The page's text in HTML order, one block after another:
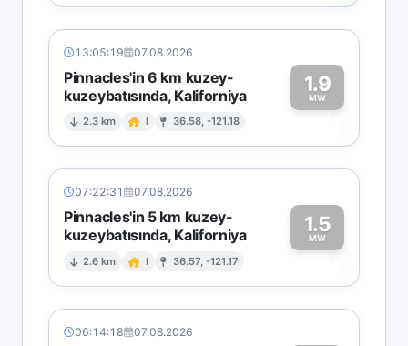
13:05:19 07.08.2026
Pinnacles'in 6 km kuzey-
kuzeybatısında, Kaliforniya
2.3 km I 36.58, -121.18
1.9
MW1
07:22:31 07.08.2026
Pinnacles'in 5 km kuzey-
kuzeybatısında, Kaliforniya
2.6 km I 36.57, -121.17
1.5
MW1
06:14:18 07.08.2026